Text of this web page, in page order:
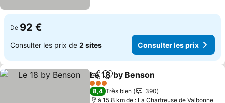
De 92 €
Consulter les prix de 2 sites Consulter les prix
PartagerAjouter à mes favoris
Le 18 by Benson
3 Étoiles
8,4 Très bien
390
à 15.8 km de : La Chartreuse de Valbonne